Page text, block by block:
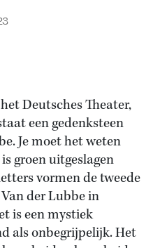
Deutsches Theater,
een gedenksteen
Je moet het weten
groen uitgeslagen
vormen de tweede
der Lubbe in
is een mystiek
als onbegrijpelijk. Het